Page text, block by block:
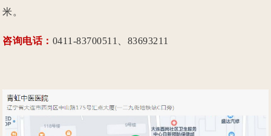
米。
咨询电话： 0411-83700511、83693211